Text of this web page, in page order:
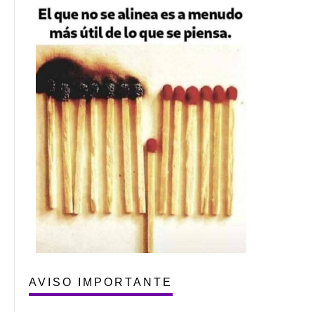
AVISO IMPORTANTE